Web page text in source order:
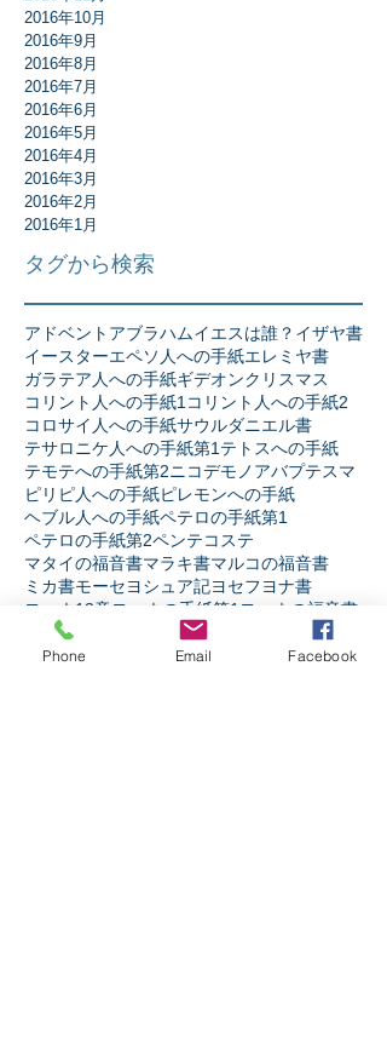
2016年10月
2016年9月
2016年8月
2016年7月
2016年6月
2016年5月
2016年4月
2016年3月
2016年2月
2016年1月
タグから検索
アドベント アブラハムイエスは誰？ イザヤ書
イースターエペソ人への手紙エレミヤ書
ガラテア人への手紙ギデオンクリスマス
コリント人への手紙1 コリント人への手紙2
コロサイ人への手紙サウルダニエル書
テサロニケ人への手紙第1 テトスへの手紙
テモテへの手紙第2ニコデモ ノアバプテスマ
ピリピ人への手紙ピレモンへの手紙
ヘブル人への手紙ペテロの手紙第1
ペテロの手紙第2ペンテコステ
マタイの福音書マラキ書マルコの福音書
ミカ書モーセヨシュア記ヨセフヨナ書
ヨハネ13章 ヨハネの手紙第1 ヨハネの福音書
ヨハネの黙示録
ヨブ記リバイバル
ルカの福音書
レビ記
ローマ人への手紙
Phone Email Facebook